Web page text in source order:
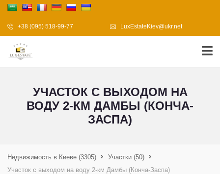
+38 (095) 518-99-77 LuxEstateKiev@ukr.net
УЧАСТОК С ВЫХОДОМ НА
ВОДУ 2-КМ ДАМБЫ (КОНЧА-
ЗАСПА)
Недвижимость в Киеве (3305) Участки (50)
Участок с выходом на воду 2-км Дамбы (Конча-Заспа)